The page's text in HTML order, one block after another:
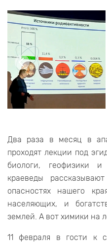
Два раза в месяц в
проходят лекции под
биологи, геофизики
краеведы
опасностях нашего
населяющих, и
землей. А вот химики на
11 февраля в гости к